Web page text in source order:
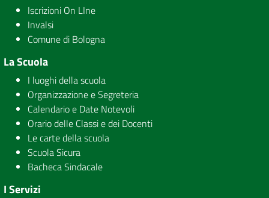
Iscrizioni On LIne
Invalsi
Comune di Bologna
La Scuola
I luoghi della scuola
Organizzazione e Segreteria
Calendario e Date Notevoli
Orario delle Classi e dei Docenti
Le carte della scuola
Scuola Sicura
Bacheca Sindacale
I Servizi